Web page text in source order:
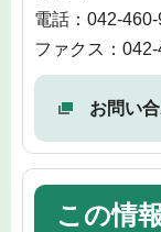
電話：042-
ファクス：
お問い
この情